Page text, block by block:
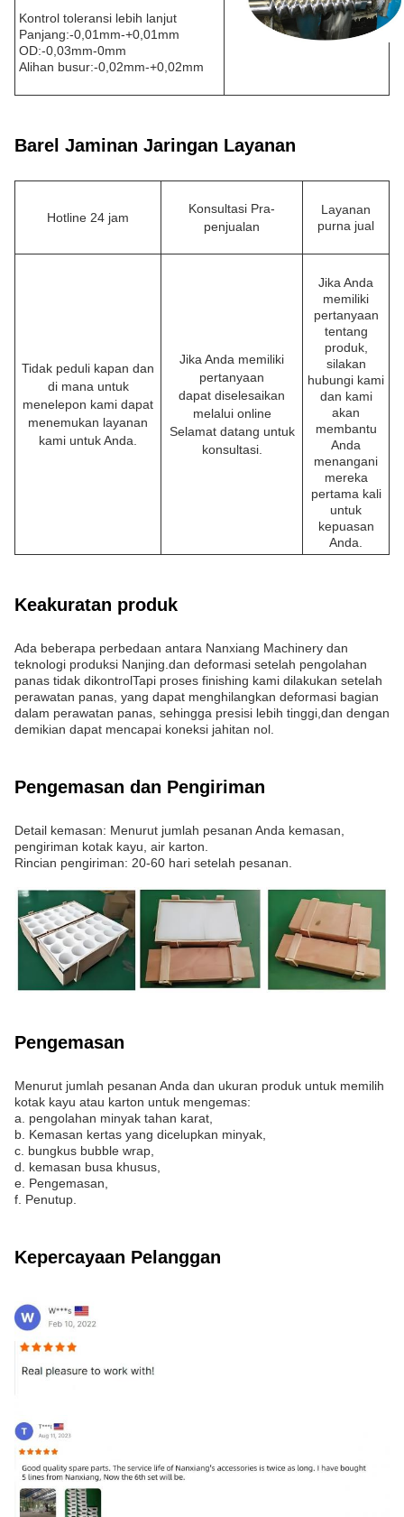
Kontrol toleransi lebih lanjut
Panjang:-0,01mm-+0,01mm
OD:-0,03mm-0mm
Alihan busur:-0,02mm-+0,02mm
Barel Jaminan Jaringan Layanan
Hotline 24 jam
Konsultasi Pra-
penjualan
Layanan
purna jual
Tidak peduli kapan dan
di mana untuk
menelepon kami dapat
menemukan layanan
kami untuk Anda.
Jika Anda memiliki
pertanyaan
dapat diselesaikan
melalui online
Selamat datang untuk
konsultasi.
Jika Anda
memiliki
pertanyaan
tentang
produk,
silakan
hubungi kami
dan kami
akan
membantu
Anda
menangani
mereka
pertama kali
untuk
kepuasan
Anda.
Keakuratan produk
Ada beberapa perbedaan antara Nanxiang Machinery dan
teknologi produksi Nanjing.dan deformasi setelah pengolahan
panas tidak dikontrolTapi proses finishing kami dilakukan setelah
perawatan panas, yang dapat menghilangkan deformasi bagian
dalam perawatan panas, sehingga presisi lebih tinggi,dan dengan
demikian dapat mencapai koneksi jahitan nol.
Pengemasan dan Pengiriman
Detail kemasan: Menurut jumlah pesanan Anda kemasan,
pengiriman kotak kayu, air karton.
Rincian pengiriman: 20-60 hari setelah pesanan.
Pengemasan
Menurut jumlah pesanan Anda dan ukuran produk untuk memilih
kotak kayu atau karton untuk mengemas:
a. pengolahan minyak tahan karat,
b. Kemasan kertas yang dicelupkan minyak,
c. bungkus bubble wrap,
d. kemasan busa khusus,
e. Pengemasan,
f. Penutup.
Kepercayaan Pelanggan